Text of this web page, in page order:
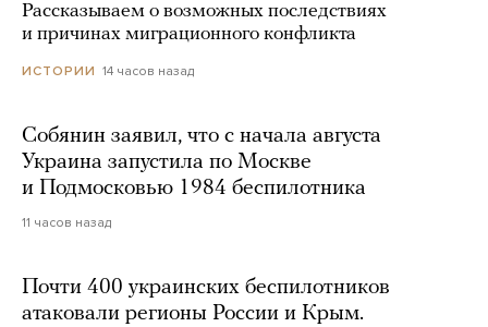
Рассказываем о возможных последствиях
и причинах миграционного конфликта
ИСТОРИИ 14 часов назад
Собянин заявил, что с начала августа
Украина запустила по Москве
и Подмосковью 1984 беспилотника
11 часов назад
Почти 400 украинских беспилотников
атаковали регионы России и Крым.